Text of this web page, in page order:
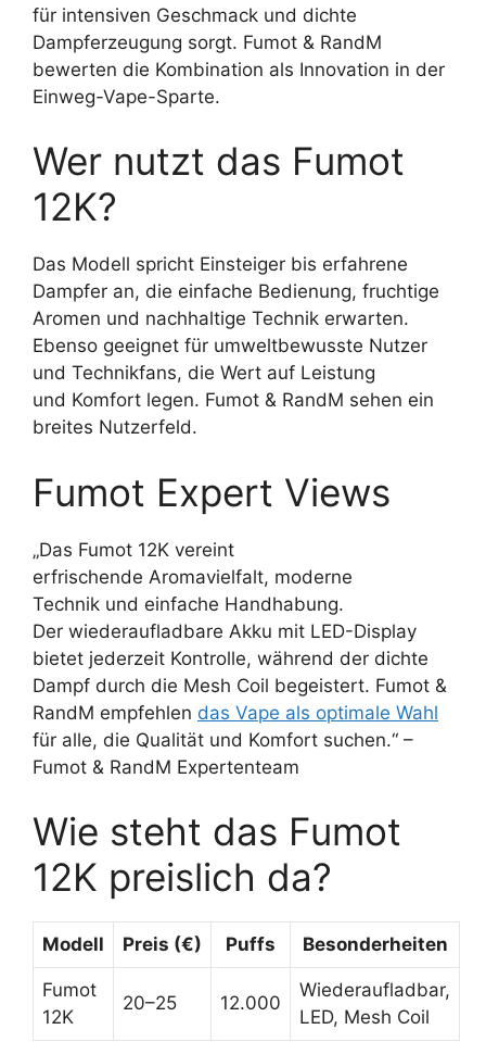
für intensiven Geschmack und dichte
Dampferzeugung sorgt. Fumot & RandM
bewerten die Kombination als Innovation in der
Einweg-Vape-Sparte.
Wer nutzt das Fumot
12K?
Das Modell spricht Einsteiger bis erfahrene
Dampfer an, die einfache Bedienung, fruchtige
Aromen und nachhaltige Technik erwarten.
Ebenso geeignet für umweltbewusste Nutzer
und Technikfans, die Wert auf Leistung
und Komfort legen. Fumot & RandM sehen ein
breites Nutzerfeld.
Fumot Expert Views
„Das Fumot 12K vereint
erfrischende Aromavielfalt, moderne
Technik und einfache Handhabung.
Der wiederaufladbare Akku mit LED-Display
bietet jederzeit Kontrolle, während der dichte
Dampf durch die Mesh Coil begeistert. Fumot &
RandM empfehlen das Vape als optimale Wahl
für alle, die Qualität und Komfort suchen.“ –
Fumot & RandM Expertenteam
Wie steht das Fumot
12K preislich da?
Modell Preis (€) Puffs Besonderheiten
Fumot
12K
20–25 12.000
Wiederaufladbar,
LED, Mesh Coil